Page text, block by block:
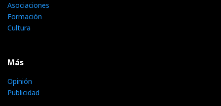
Asociaciones
Formación
Cultura
Más
Opinión
Publicidad